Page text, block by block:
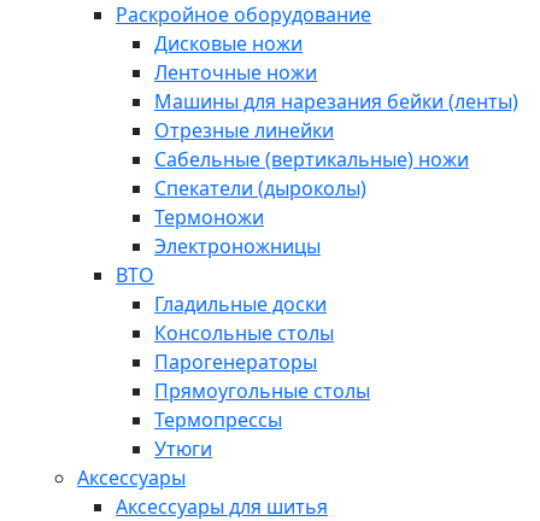
Раскройное оборудование
Дисковые ножи
Ленточные ножи
Машины для нарезания бейки (ленты)
Отрезные линейки
Сабельные (вертикальные) ножи
Спекатели (дыроколы)
Термоножи
Электроножницы
ВТО
Гладильные доски
Консольные столы
Парогенераторы
Прямоугольные столы
Термопрессы
Утюги
Аксессуары
Аксессуары для шитья